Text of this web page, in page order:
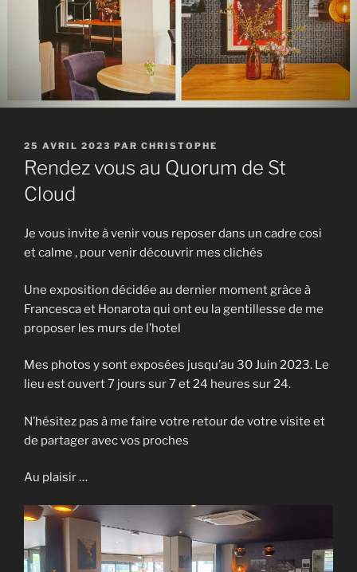
PUBLIÉ
LE
25 AVRIL 2023 PAR CHRISTOPHE
Rendez vous au Quorum de St
Cloud
Je vous invite à venir vous reposer dans un cadre cosi
et calme , pour venir découvrir mes clichés
Une exposition décidée au dernier moment grâce à
Francesca et Honarota qui ont eu la gentillesse de me
proposer les murs de l’hotel
Mes photos y sont exposées jusqu’au 30 Juin 2023. Le
lieu est ouvert 7 jours sur 7 et 24 heures sur 24.
N’hésitez pas à me faire votre retour de votre visite et
de partager avec vos proches
Au plaisir …